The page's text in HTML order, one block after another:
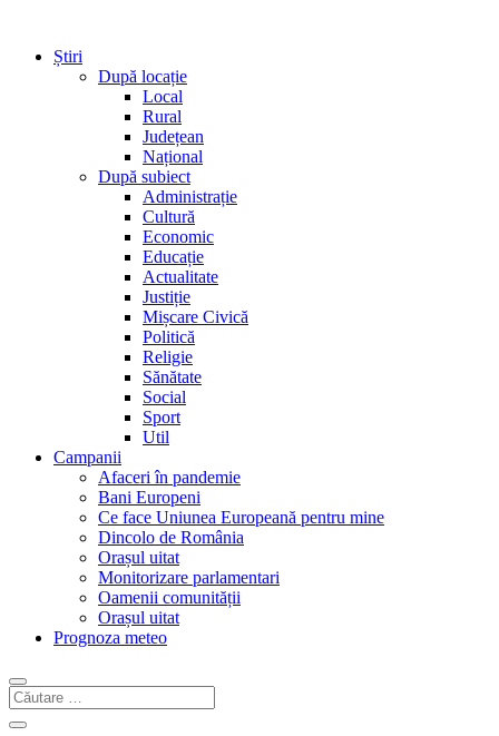
Știri
După locație
Local
Rural
Județean
Național
După subiect
Administrație
Cultură
Economic
Educație
Actualitate
Justiție
Mișcare Civică
Politică
Religie
Sănătate
Social
Sport
Util
Campanii
Afaceri în pandemie
Bani Europeni
Ce face Uniunea Europeană pentru mine
Dincolo de România
Orașul uitat
Monitorizare parlamentari
Oamenii comunității
Orașul uitat
Prognoza meteo